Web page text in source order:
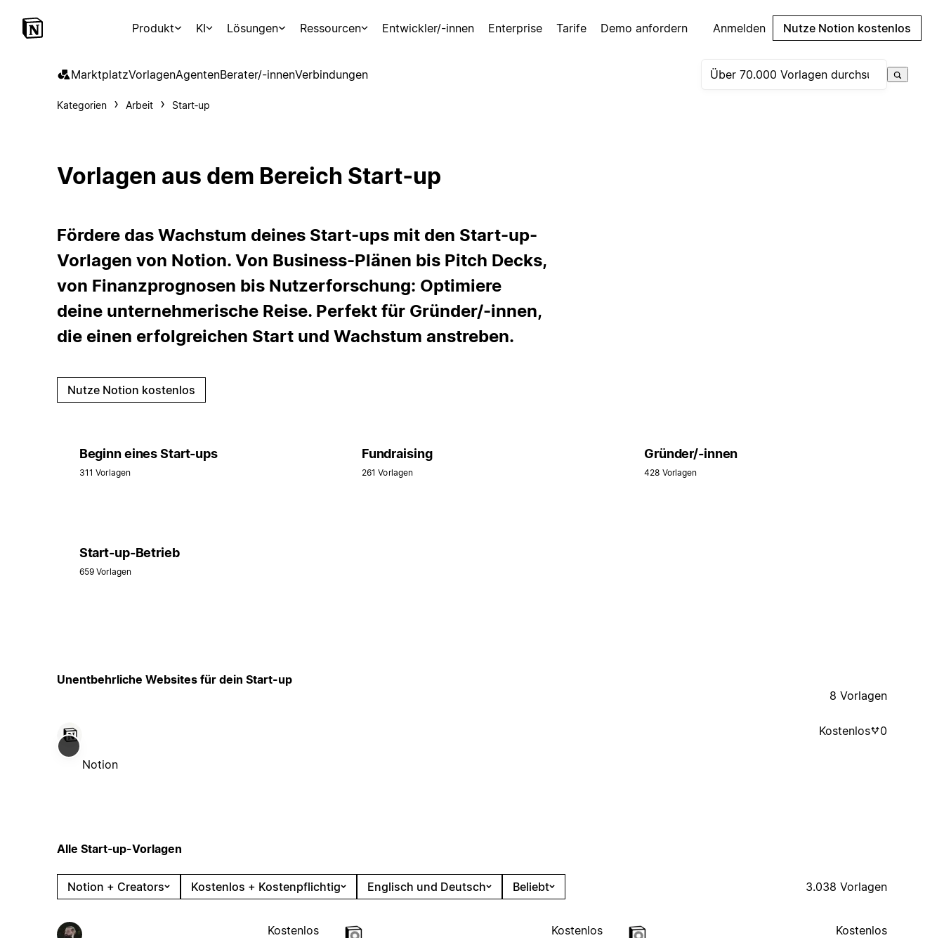
Produkt KI Lösungen Ressourcen Entwickler/-innen Enterprise Tarife Demo anfordern Anmelden Nutze Notion kostenlos
MarktplatzVorlagenAgentenBerater/-innenVerbindungen
Kategorien Arbeit Start‑up
Vorlagen aus dem Bereich Start‑up
Fördere das Wachstum deines Start-ups mit den Start-up-
Vorlagen von Notion. Von Business-Plänen bis Pitch Decks,
von Finanzprognosen bis Nutzerforschung: Optimiere
deine unternehmerische Reise. Perfekt für Gründer/-innen,
die einen erfolgreichen Start und Wachstum anstreben.
Nutze Notion kostenlos
Beginn eines Start-ups
311 Vorlagen
Fundraising
261 Vorlagen
Gründer/-innen
428 Vorlagen
Start-up-Betrieb
659 Vorlagen
Unentbehrliche Websites für dein Start-up
8 Vorlagen
Notion
Kostenlos 0
Alle Start‑up-Vorlagen
Notion + Creators Kostenlos + Kostenpflichtig Englisch und Deutsch Beliebt 3.038 Vorlagen
Kostenlos Kostenlos Kostenlos